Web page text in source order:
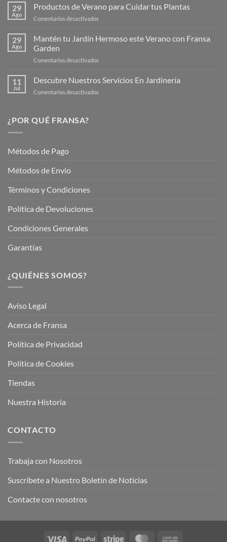
Nueva
de
29
Ago
Productos de Verano para Cuidar tus Plantas
Comentarios desactivados
de
Plantas
29
Ago
Mantén tu Jardín Hermoso este Verano con Fransa
Garden
Comentarios desactivados
tu
11
Jul
Descubre Nuestros Servicios En Jardinería
Comentarios desactivados
¿POR QUÉ FRANSA?
Métodos de Pago
Métodos de Envio
Términos y Condiciones
Política de Devoluciones
Condiciones Generales
Garantías
¿QUIÉNES SOMOS?
Aviso Legal
Acerca de Fransa
Política de Privacidad
Política de Cookies
Tiendas
Nuestra Historia
CONTACTO
Trabaja con Nosotros
Suscríbete a Nuestro Boletín de Noticias
Contacte con nosotros
Visa PayPal Stripe MasterCard